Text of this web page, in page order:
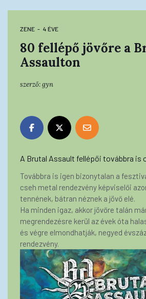
ZENE 4 ÉVE
80 fellépő jövőre a
Assaulton
szerző:gyn
A Brutal Assault fellépői továbbra is
Továbbra is igen bizonytalan a
cseh metal rendezvény képviselői
tennének, bátran néznek a jövő elé.
Ha minden igaz, akkor jövőre talán
megrendezésre kerül az évek óta
és végre elmondhatják, negyed
rendezvény.